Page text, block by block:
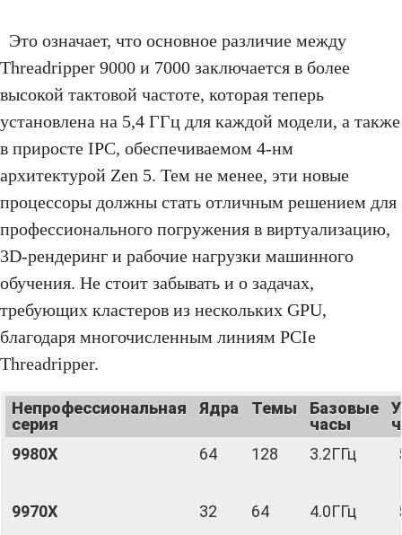
Это означает, что основное различие между
Threadripper 9000 и 7000 заключается в более
высокой тактовой частоте, которая теперь
установлена ​​на 5,4 ГГц для каждой модели, а также
в приросте IPC, обеспечиваемом 4-нм
архитектурой Zen 5. Тем не менее, эти новые
процессоры должны стать отличным решением для
профессионального погружения в виртуализацию,
3D-рендеринг и рабочие нагрузки машинного
обучения. Не стоит забывать и о задачах,
требующих кластеров из нескольких GPU,
благодаря многочисленным линиям PCIe
Threadripper.
Непрофессиональная
серия
Ядра Темы
Базовые
часы
9980X
64 128 3.2ГГц
9970X 32 64 4.0ГГц